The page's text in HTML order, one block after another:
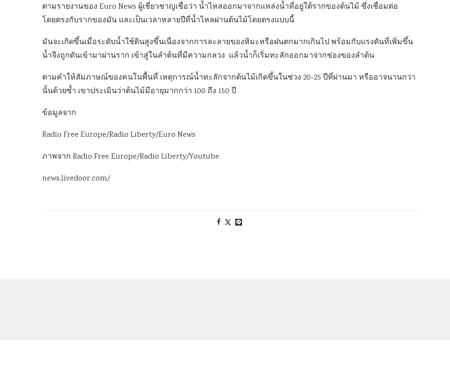
ตามรายงานของ Euro News ผู้เชี่ยวชาญเชื่อว่า น้ำไหลออกมาจากแหล่งน้ำที่อยู่ใต้รากของต้นไม้ ซึ่งเชื่อมต่อ
โดยตรงกับรากของมัน และเป็นเวลาหลายปีที่น้ำไหลผ่านต้นไม้โดยตรงแบบนี้
มันจะเกิดขึ้นเมื่อระดับน้ำใช้ดินสูงขึ้นเนื่องจากการละลายของหิมะหรือฝนตกมากเกินไป พร้อมกับแรงดันที่เพิ่มขึ้น
น้ำจึงถูกดันเข้ามาผ่านราก เข้าสู่ในลำต้นที่มีความกลวง แล้วน้ำก็เริ่มทะลักออกมาจากช่องของลำต้น
ตามคำให้สัมภาษณ์ของคนในพื้นที่ เหตุการณ์น้ำทะลักจากต้นไม้เกิดขึ้นในช่วง 20-25 ปีที่ผ่านมา หรืออาจนานกว่า
นั้นด้วยซ้ำ เขาประเมินว่าต้นไม้มีอายุมากกว่า 100 ถึง 150 ปี
ข้อมูลจาก
Radio Free Europe/Radio Liberty/Euro News
ภาพจาก Radio Free Europe/Radio Liberty/Youtube
news.livedoor.com/